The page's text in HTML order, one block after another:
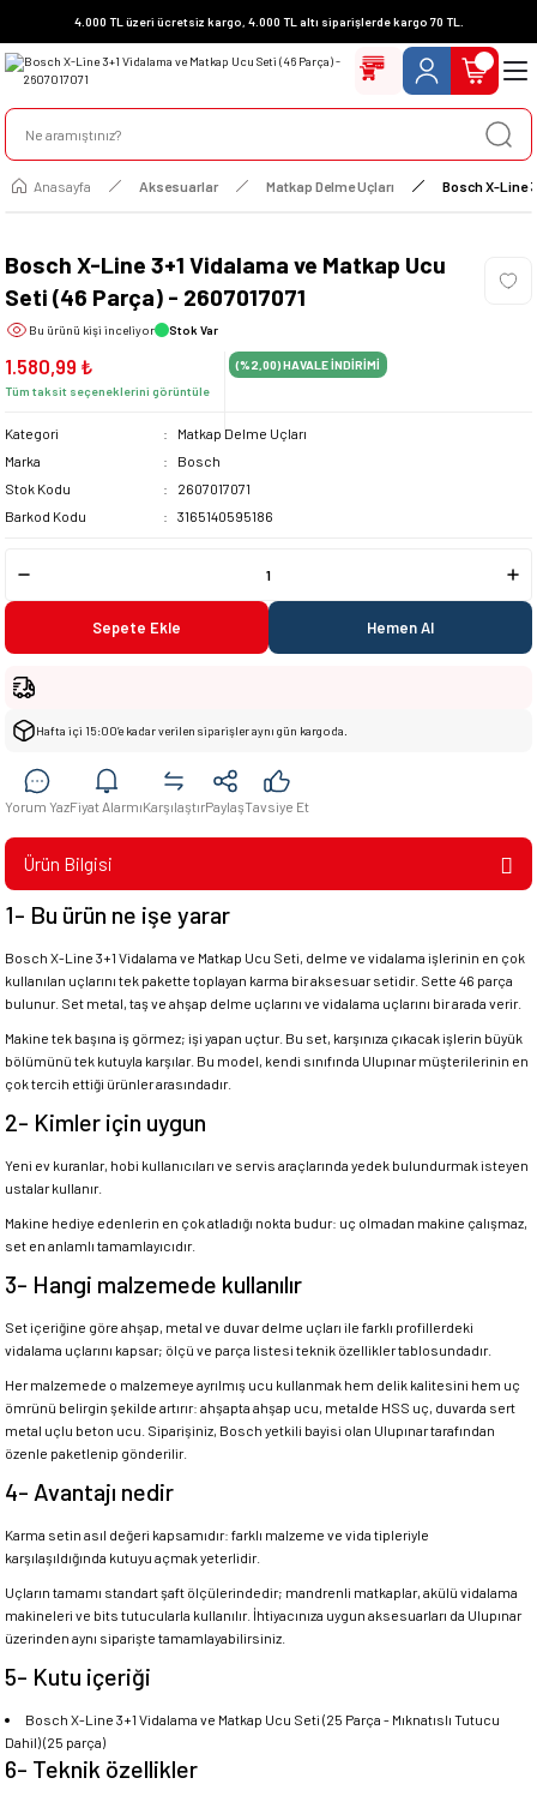
4.000 TL üzeri ücretsiz kargo, 4.000 TL altı siparişlerde kargo 70 TL.
Anasayfa Aksesuarlar Matkap Delme Uçları Bosch X-Line
Bosch X-Line 3+1 Vidalama ve Matkap Ucu
Seti (46 Parça) - 2607017071
Bu ürünü kişi inceliyor Stok Var
1.580,99 ₺
Tüm taksit seçeneklerini görüntüle
(%2,00)HAVALE İNDİRİMİ
Kategori
Matkap Delme Uçları
Marka
Bosch
Stok Kodu
2607017071
Barkod Kodu
3165140595186
Sepete Ekle Hemen Al
Hafta içi 15:00’e kadar verilen siparişler aynı gün kargoda.
Yorum YazFiyat AlarmıKarşılaştırPaylaşTavsiye Et
Ürün Bilgisi
1- Bu ürün ne işe yarar
Bosch X-Line 3+1 Vidalama ve Matkap Ucu Seti, delme ve vidalama işlerinin en çok
kullanılan uçlarını tek pakette toplayan karma bir aksesuar setidir. Sette 46 parça
bulunur. Set metal, taş ve ahşap delme uçlarını ve vidalama uçlarını bir arada verir.
Makine tek başına iş görmez; işi yapan uçtur. Bu set, karşınıza çıkacak işlerin büyük
bölümünü tek kutuyla karşılar. Bu model, kendi sınıfında Ulupınar müşterilerinin en
çok tercih ettiği ürünler arasındadır.
2- Kimler için uygun
Yeni ev kuranlar, hobi kullanıcıları ve servis araçlarında yedek bulundurmak isteyen
ustalar kullanır.
Makine hediye edenlerin en çok atladığı nokta budur: uç olmadan makine çalışmaz,
set en anlamlı tamamlayıcıdır.
3- Hangi malzemede kullanılır
Set içeriğine göre ahşap, metal ve duvar delme uçları ile farklı profillerdeki
vidalama uçlarını kapsar; ölçü ve parça listesi teknik özellikler tablosundadır.
Her malzemede o malzemeye ayrılmış ucu kullanmak hem delik kalitesini hem uç
ömrünü belirgin şekilde artırır: ahşapta ahşap ucu, metalde HSS uç, duvarda sert
metal uçlu beton ucu. Siparişiniz, Bosch yetkili bayisi olan Ulupınar tarafından
özenle paketlenip gönderilir.
4- Avantajı nedir
Karma setin asıl değeri kapsamıdır: farklı malzeme ve vida tipleriyle
karşılaşıldığında kutuyu açmak yeterlidir.
Uçların tamamı standart şaft ölçülerindedir; mandrenli matkaplar, akülü vidalama
makineleri ve bits tutucularla kullanılır. İhtiyacınıza uygun aksesuarları da Ulupınar
üzerinden aynı siparişte tamamlayabilirsiniz.
5- Kutu içeriği
Bosch X-Line 3+1 Vidalama ve Matkap Ucu Seti (25 Parça - Mıknatıslı Tutucu
Dahil) (25 parça)
6- Teknik özellikler